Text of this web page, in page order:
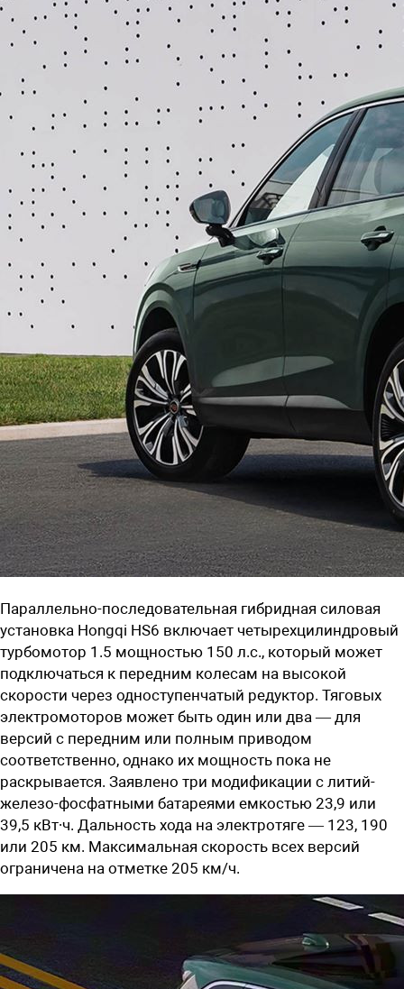
Параллельно-последовательная гибридная силовая
установка Hongqi HS6 включает четырехцилиндровый
турбомотор 1.5 мощностью 150 л.с., который может
подключаться к передним колесам на высокой
скорости через одноступенчатый редуктор. Тяговых
электромоторов может быть один или два — для
версий с передним или полным приводом
соответственно, однако их мощность пока не
раскрывается. Заявлено три модификации с литий-
железо-фосфатными батареями емкостью 23,9 или
39,5 кВт∙ч. Дальность хода на электротяге — 123, 190
или 205 км. Максимальная скорость всех версий
ограничена на отметке 205 км/ч.